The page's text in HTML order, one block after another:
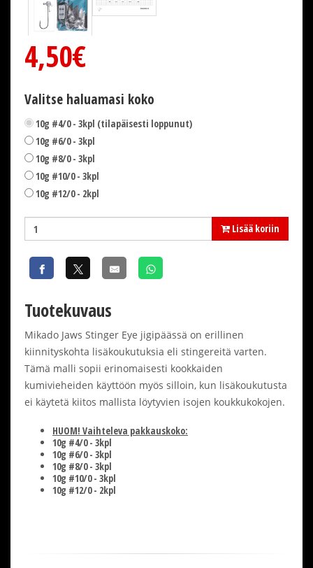
4,50€
Valitse haluamasi koko
10g #4/0 - 3kpl (tilapäisesti loppunut)
10g #6/0 - 3kpl
10g #8/0 - 3kpl
10g #10/0 - 3kpl
10g #12/0 - 2kpl
Lisää koriin
Tuotekuvaus
Mikado Jaws Stinger Eye jigipäässä on erillinen
kiinnityskohta lisäkoukutuksia eli stingereitä varten.
Tämä malli sopii erinomaisesti kookkaiden
kumivieheiden käyttöön myös silloin, kun lisäkoukutusta
ei käytetä kiitos mallista löytyvien isojen koukkukokojen.
HUOM! Vaihteleva pakkauskoko:
10g #4/0 - 3kpl
10g #6/0 - 3kpl
10g #8/0 - 3kpl
10g #10/0 - 3kpl
10g #12/0 - 2kpl